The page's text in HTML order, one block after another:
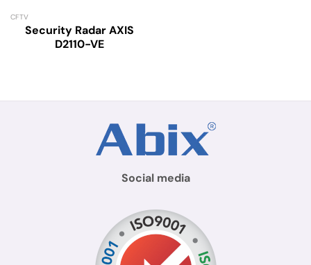
CFTV
Security Radar AXIS
D2110-VE
Social media